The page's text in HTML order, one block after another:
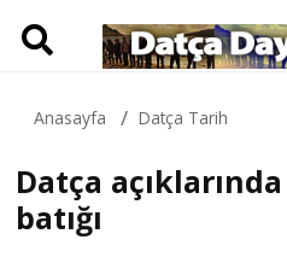
Anasayfa Datça Tarih
Datça
batığı